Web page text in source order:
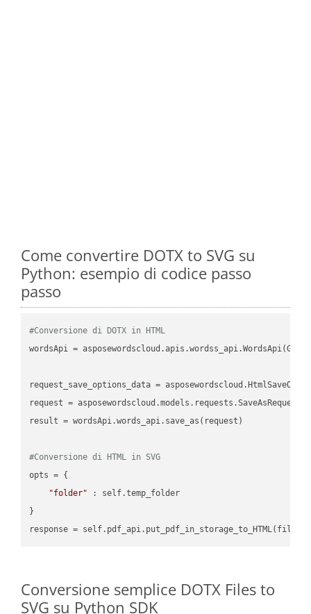
Come convertire DOTX to SVG su
Python: esempio di codice passo
passo
#Conversione di DOTX in HTML
wordsApi =
request_save_options_data =
request =
result = wordsApi.words_api.save_as(request)
#Conversione di HTML in SVG
opts = {
"folder" : self.temp_folder
}
Conversione semplice DOTX Files to
SVG su Python SDK